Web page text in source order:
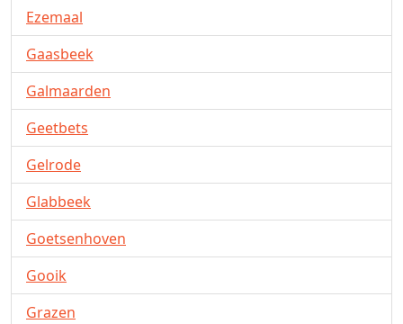
Ezemaal
Gaasbeek
Galmaarden
Geetbets
Gelrode
Glabbeek
Goetsenhoven
Gooik
Grazen